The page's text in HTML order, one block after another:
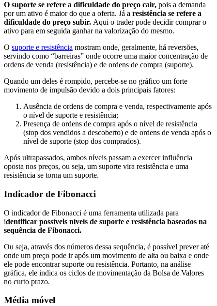
O suporte se refere a dificuldade do preço cair, pois a demanda
por um ativo é maior do que a oferta. Já a resistência se refere a
dificuldade do preço subir. Aqui o trader pode decidir comprar o
ativo para em seguida ganhar na valorização do mesmo.
O suporte e resistência mostram onde, geralmente, há reversões,
servindo como “barreiras” onde ocorre uma maior concentração de
ordens de venda (resistência) e de ordens de compra (suporte).
Quando um deles é rompido, percebe-se no gráfico um forte
movimento de impulsão devido a dois principais fatores:
Ausência de ordens de compra e venda, respectivamente após
o nível de suporte e resistência;
Presença de ordens de compra após o nível de resistência
(stop dos vendidos a descoberto) e de ordens de venda após o
nível de suporte (stop dos comprados).
Após ultrapassados, ambos níveis passam a exercer influência
oposta nos preços, ou seja, um suporte vira resistência e uma
resistência se torna um suporte.
Indicador de Fibonacci
O indicador de Fibonacci é uma ferramenta utilizada para
identificar possíveis níveis de suporte e resistência baseados na
sequência de Fibonacci.
Ou seja, através dos números dessa sequência, é possível prever até
onde um preço pode ir após um movimento de alta ou baixa e onde
ele pode encontrar suporte ou resistência. Portanto, na análise
gráfica, ele indica os ciclos de movimentação da Bolsa de Valores
no curto prazo.
Média móvel